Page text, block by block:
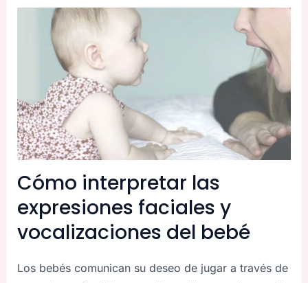
Cómo interpretar las
expresiones faciales y
vocalizaciones del bebé
Los bebés comunican su deseo de jugar a través de